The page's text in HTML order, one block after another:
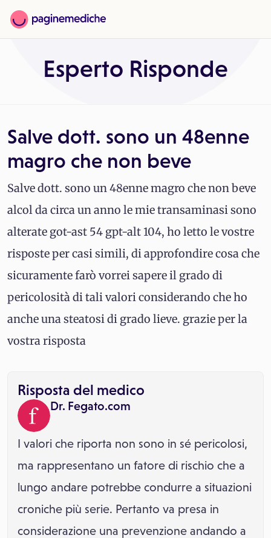
Esperto Risponde
Salve dott. sono un 48enne
magro che non beve
Salve dott. sono un 48enne magro che non beve
alcol da circa un anno le mie transaminasi sono
alterate got-ast 54 gpt-alt 104, ho letto le vostre
risposte per casi simili, di approfondire cosa che
sicuramente farò vorrei sapere il grado di
pericolosità di tali valori considerando che ho
anche una steatosi di grado lieve. grazie per la
vostra risposta
Risposta del medico
Dr. Fegato.com
I valori che riporta non sono in sé pericolosi,
ma rappresentano un fatore di rischio che a
lungo andare potrebbe condurre a situazioni
croniche più serie. Pertanto va presa in
considerazione una prevenzione andando a